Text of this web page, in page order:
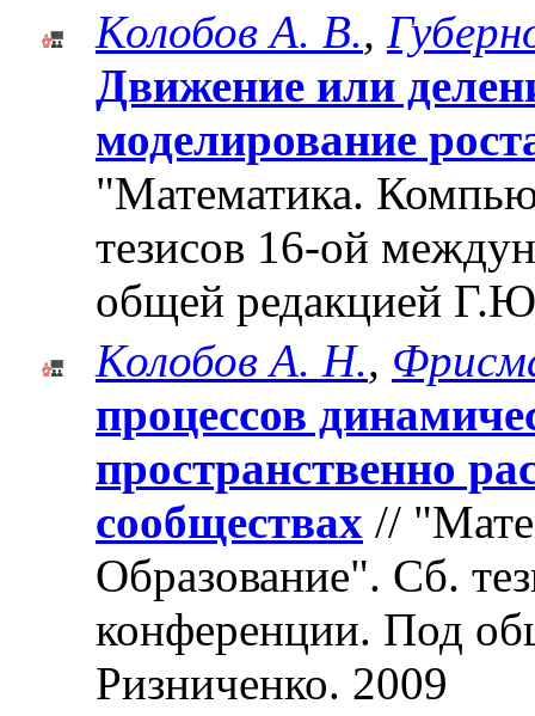
Колобов А. В.,
Движение или
моделирование
"Математика.
тезисов 16-ой
общей редакцией
Колобов А. Н.,
процессов
пространственно
сообществах //
Образование". Cб.
конференции. Под
Ризниченко. 2009